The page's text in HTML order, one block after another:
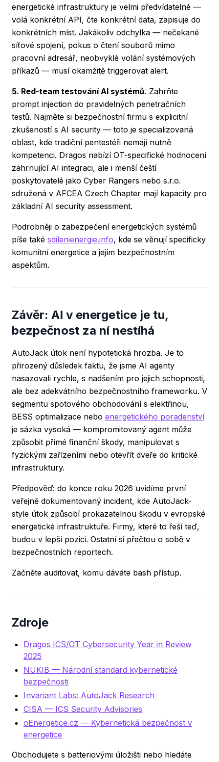
energetické infrastruktury je velmi předvídatelné —
volá konkrétní API, čte konkrétní data, zapisuje do
konkrétních míst. Jakákoliv odchylka — nečekané
síťové spojení, pokus o čtení souborů mimo
pracovní adresář, neobvyklé volání systémových
příkazů — musí okamžitě triggerovat alert.
5. Red-team testování AI systémů. Zahrňte
prompt injection do pravidelných penetračních
testů. Najměte si bezpečnostní firmu s explicitní
zkušeností s AI security — toto je specializovaná
oblast, kde tradiční pentestéři nemají nutně
kompetenci. Dragos nabízí OT-specifické hodnocení
zahrnující AI integraci, ale i menší čeští
poskytovatelé jako Cyber Rangers nebo s.r.o.
sdružená v AFCEA Czech Chapter mají kapacity pro
základní AI security assessment.
Podrobněji o zabezpečení energetických systémů
píše také sdilenienergie.info, kde se věnují specificky
komunitní energetice a jejím bezpečnostním
aspektům.
Závěr: AI v energetice je tu,
bezpečnost za ní nestíhá
AutoJack útok není hypotetická hrozba. Je to
přirozený důsledek faktu, že jsme AI agenty
nasazovali rychle, s nadšením pro jejich schopnosti,
ale bez adekvátního bezpečnostního frameworku. V
segmentu spotového obchodování s elektřinou,
BESS optimalizace nebo energetického poradenství
je sázka vysoká — kompromitovaný agent může
způsobit přímé finanční škody, manipulovat s
fyzickými zařízeními nebo otevřít dveře do kritické
infrastruktury.
Předpověď: do konce roku 2026 uvidíme první
veřejně dokumentovaný incident, kde AutoJack-
style útok způsobí prokazatelnou škodu v evropské
energetické infrastruktuře. Firmy, které to řeší teď,
budou v lepší pozici. Ostatní si přečtou o sobě v
bezpečnostních reportech.
Začněte auditovat, komu dáváte bash přístup.
Zdroje
Dragos ICS/OT Cybersecurity Year in Review
2025
NUKIB — Národní standard kybernetické
bezpečnosti
Invariant Labs: AutoJack Research
CISA — ICS Security Advisories
oEnergetice.cz — Kybernetická bezpečnost v
energetice
Obchodujete s batteriovými úložišti nebo hledáte